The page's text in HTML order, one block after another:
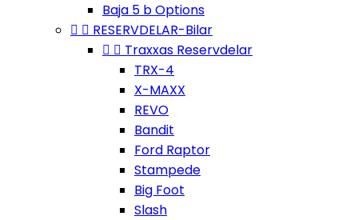
Baja 5 b Options
  RESERVDELAR-Bilar
  Traxxas Reservdelar
TRX-4
X-MAXX
REVO
Bandit
Ford Raptor
Stampede
Big Foot
Slash